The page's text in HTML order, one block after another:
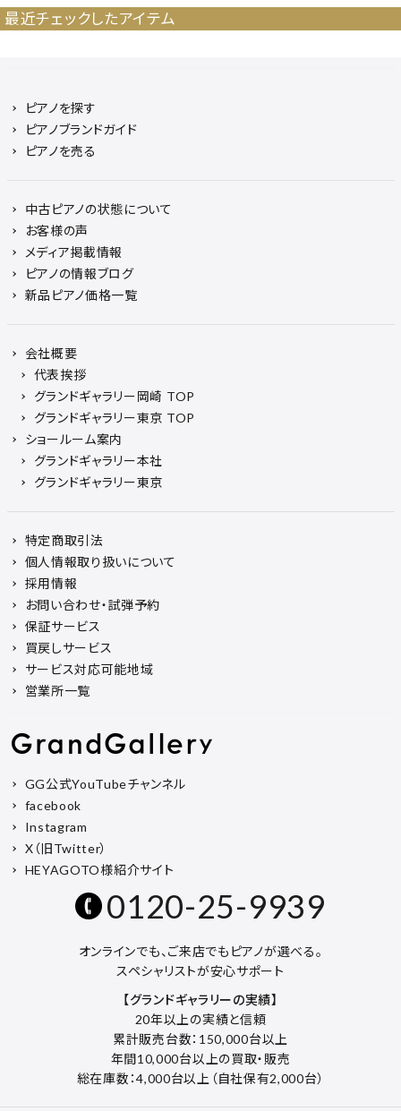
最近チェックしたアイテム
ピアノを探す
ピアノブランドガイド
ピアノを売る
中古ピアノの状態について
お客様の声
メディア掲載情報
ピアノの情報ブログ
新品ピアノ価格一覧
会社概要
代表挨拶
グランドギャラリー岡崎 TOP
グランドギャラリー東京 TOP
ショールーム案内
グランドギャラリー本社
グランドギャラリー東京
特定商取引法
個人情報取り扱いについて
採用情報
お問い合わせ・試弾予約
保証サービス
買戻しサービス
サービス対応可能地域
営業所一覧
GG公式YouTubeチャンネル
facebook
Instagram
X（旧Twitter）
HEYAGOTO様紹介サイト
0120-25-9939
オンラインでも、ご来店でもピアノが選べる。
スペシャリストが安心サポート
【グランドギャラリーの実績】
20年以上の実績と信頼
累計販売台数：150,000台以上
年間10,000台以上の買取・販売
総在庫数：4,000台以上（自社保有2,000台）